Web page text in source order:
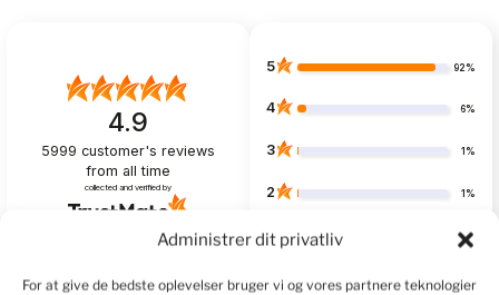
Administrer dit privatliv
For at give de bedste oplevelser bruger vi og vores partnere teknologier
4.9
5999 customer's reviews
from all time
collected and verified by
5 92%
4 6%
3 1%
2 1%
1 1%